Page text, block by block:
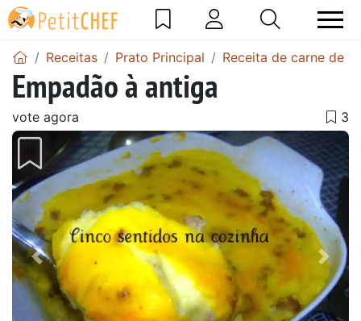
Receitas Prato Principal Receita de carne de
Empadão à antiga
vote agora
Anterior Next